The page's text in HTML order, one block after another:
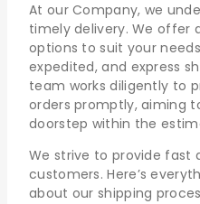
At our Company, we
timely delivery. We offer
options to suit your
expedited, and express
team works diligently to
orders promptly, aiming
doorstep within the
We strive to provide fast
customers. Here’s
about our shipping